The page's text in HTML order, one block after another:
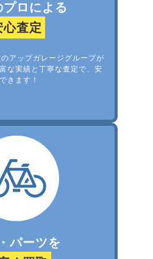
プロによる
心査定
アップガレージグループが
な実績と丁寧な査定で、安
きます！
パーツを